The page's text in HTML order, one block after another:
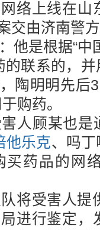
络上线在
交由济南警
他是根据“中
的联系的，
陶明明先后
购药。
人顾某也
他乐克、吗
买药品的网
将受害人提
进行鉴定，